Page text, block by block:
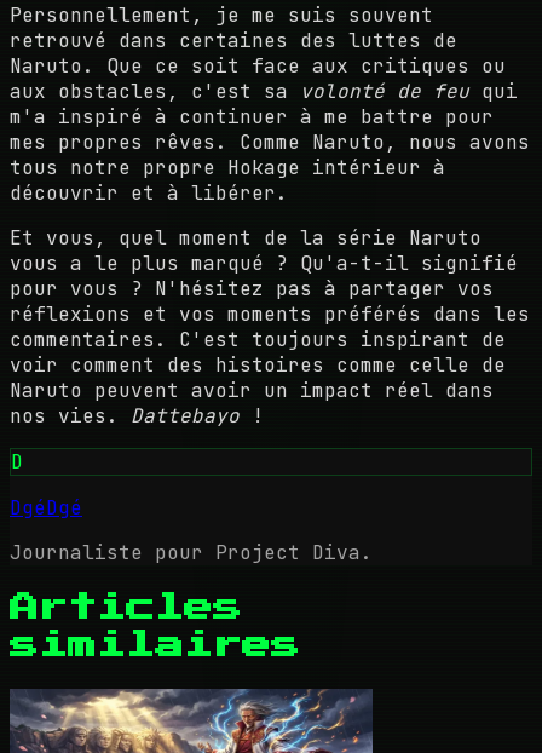
Personnellement, je me suis souvent
retrouvé dans certaines des luttes de
Naruto. Que ce soit face aux critiques ou
aux obstacles, c'est sa
volonté de feuqui
m'a inspiré à continuer à me battre pour
mes propres rêves. Comme Naruto, nous avons
tous notre propre Hokage intérieur à
découvrir et à libérer.
Et vous, quel moment de la série Naruto
vous a le plus marqué ? Qu'a-t-il signifié
pour vous ? N'hésitez pas à partager vos
réflexions et vos moments préférés dans les
commentaires. C'est toujours inspirant de
voir comment des histoires comme celle de
Naruto peuvent avoir un impact réel dans
nos vies. Dattebayo !
D
DgéDgé
Journaliste pour Project Diva.
Articles
similaires